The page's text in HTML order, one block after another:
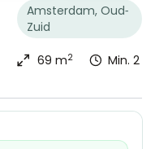
Amsterdam, Oud-
Zuid
69 m2
Min. 2